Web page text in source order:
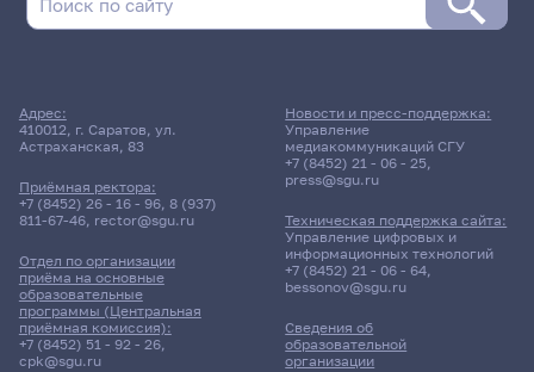
Адрес:
410012, г. Саратов, ул.
Астраханская, 83
Приёмная ректора:
+7 (8452) 26 - 16 - 96, 8 (937)
811-67-46, rector@sgu.ru
Отдел по организации
приёма на основные
образовательные
программы (Центральная
приёмная комиссия):
+7 (8452) 51 - 92 - 26,
cpk@sgu.ru
Сведения об
образовательной
организации
Новости и пресс-поддержка:
Управление
медиакоммуникаций СГУ
+7 (8452) 21 - 06 - 25,
press@sgu.ru
Техническая поддержка сайта:
Управление цифровых и
информационных технологий
+7 (8452) 21 - 06 - 64,
bessonov@sgu.ru